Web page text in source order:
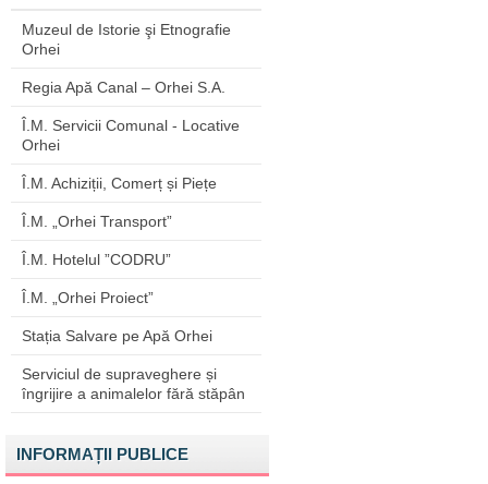
Muzeul de Istorie şi Etnografie
Orhei
Regia Apă Canal – Orhei S.A.
Î.M. Servicii Comunal - Locative
Orhei
Î.M. Achiziții, Comerț și Piețe
Î.M. „Orhei Transport”
Î.M. Hotelul ”CODRU”
Î.M. „Orhei Proiect”
Stația Salvare pe Apă Orhei
Serviciul de supraveghere și
îngrijire a animalelor fără stăpân
INFORMAȚII PUBLICE